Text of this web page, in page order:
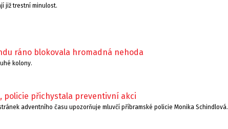
již trestní minulost.
ráno blokovala hromadná nehoda
kolony.
policie přichystala preventivní akci
adventního času upozorňuje mluvčí příbramské policie Monika Schindlová.